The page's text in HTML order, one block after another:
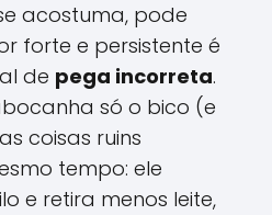
acostuma, pode
forte e persistente é
de pega incorreta.
só o bico (e
coisas ruins
tempo: ele
e retira menos leite,